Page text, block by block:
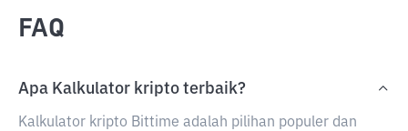
FAQ
Apa Kalkulator kripto terbaik?
Kalkulator kripto Bittime adalah pilihan populer dan